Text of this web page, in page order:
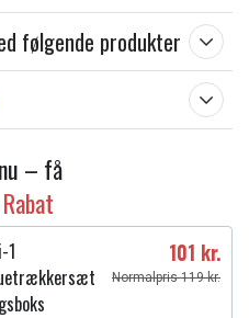
følgende produkter
– få
1
101 kr.
Normalpris 119 kr.